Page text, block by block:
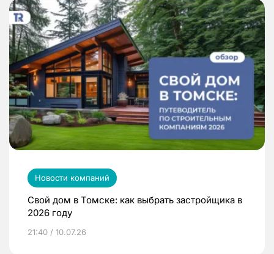
Новости компаний
Свой дом в Томске: как выбрать застройщика в
2026 году
21:40 / 10.07.26